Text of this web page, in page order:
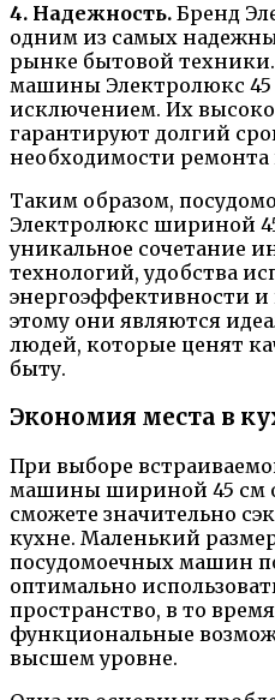
4. Надежность. Бренд
одним из самых
рынке бытовой
машины Электролюкс 45
исключением. Их
гарантируют долгий
необходимости
Таким образом,
Электролюкс шириной
уникальное сочетание
технологий, удобства
энергоэффективности и
этому они являются
людей, которые ценят
быту.
Экономия места в
При выборе
машины шириной 45 см
сможете значительно
кухне. Маленький
посудомоечных машин
оптимально
пространство, в то
функциональные
высшем уровне.